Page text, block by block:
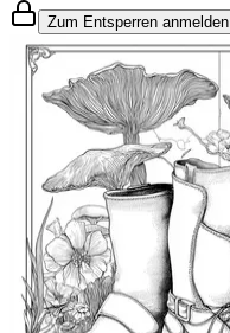
Zum Entsperren anmelden